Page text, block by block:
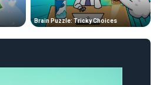
Brain Puzzle: Tricky Choices